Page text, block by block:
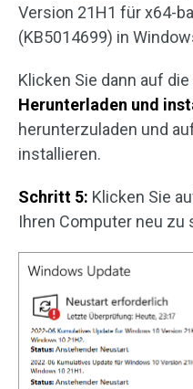
Version 21H1 für x64-
(KB5014699) in
Klicken Sie dann auf
Herunterladen und
herunterzuladen und
installieren.
Schritt 5: Klicken Sie
Ihren Computer neu zu